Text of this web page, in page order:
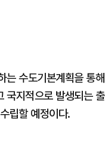
는 수도기본계획을 통
국지적으로 발생되는
립할 예정이다.